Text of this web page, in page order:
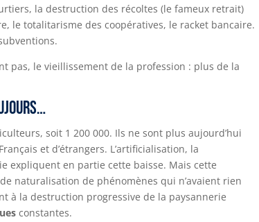
la destruction des récoltes (le fameux retrait)
le totalitarisme des coopératives, le racket bancaire.
pas, le vieillissement de la profession : plus de la
soit 1 200 000. Ils ne sont plus aujourd’hui
et d’étrangers. L’artificialisation, la
expliquent en partie cette baisse. Mais cette
naturalisation de phénomènes qui n’avaient rien
à la destruction progressive de la paysannerie
constantes.